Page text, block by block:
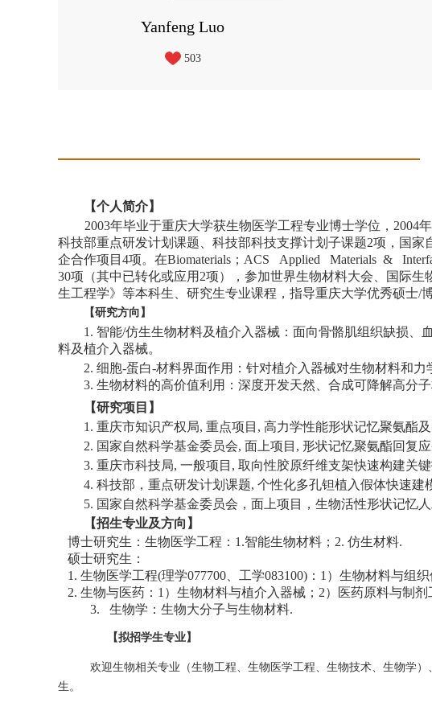
Yanfeng Luo
503
【个人简介】
2003年毕业于重庆大学获生物医学工程专业博士学位， 2004年
科技部重点研发计划课题、科技部科技支撑计划子课题2项，国家
企合作项目 4项。在Biomaterials ； ACS Applied Materials &
30项（其中已转化或应用 2项），参加世界生物材料大会、国际
生工程学》等本科生、研究生专业课程，指导重庆大学优秀硕士/
【研究方向】
1. 智能/仿生生物材料及植介入器械：面向骨骼肌组织缺损、
料及植介入器械。
2. 细胞-蛋白-材料界面作用：针对植介入器械对生物材料和力
3. 生物材料的高价值利用：深度开发天然、合成可降解高分
【研究项目】
1. 重庆市知识产权局, 重点项目 , 高力学性能形状记忆聚氨酯
2. 国家自然科学基金委员会, 面上项目 , 形状记忆聚氨酯回复
3. 重庆市科技局, 一般项目 , 取向性胶原纤维支架快速构建关
4. 科技部，重点研发计划课题, 个性化多孔钽植入假体快速建
5. 国家自然科学基金委员会，面上项目，生物活性形状记忆
【招生专业及方向】
博士研究生：生物医学工程： 1.智能生物材料； 2. 仿生材料.
硕士研究生：
1. 生物医学工程(理学077700、 工学083100) ： 1） 生物材料与组织
2. 生物与医药： 1） 生物材料与植介入器械； 2） 医药原料与制剂
3. 生物学： 生物大分子与生物材料.
【拟招学生专业】
欢迎生物相关专业（生物工程、生物医学工程、生物技术、生物学
生。